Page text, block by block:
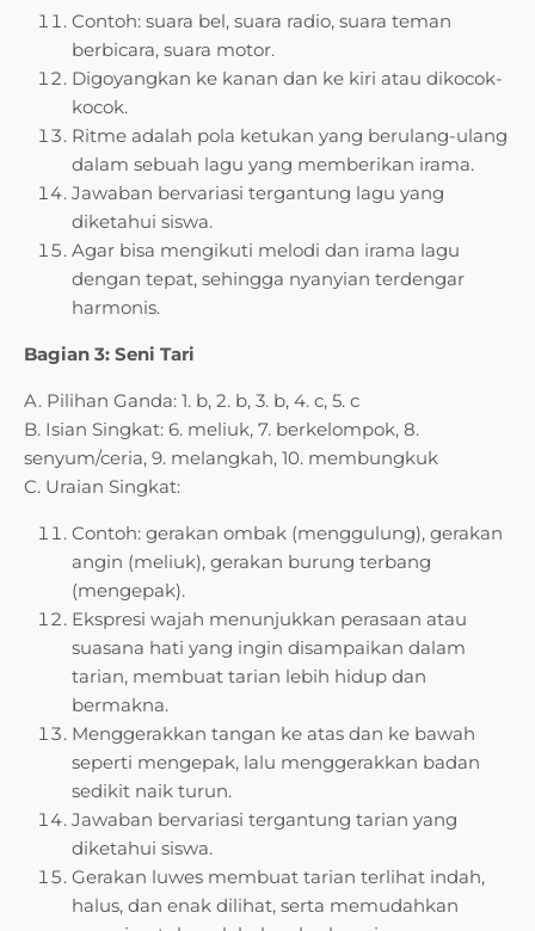
Contoh: suara bel, suara radio, suara teman
berbicara, suara motor.
Digoyangkan ke kanan dan ke kiri atau dikocok-
kocok.
Ritme adalah pola ketukan yang berulang-ulang
dalam sebuah lagu yang memberikan irama.
Jawaban bervariasi tergantung lagu yang
diketahui siswa.
Agar bisa mengikuti melodi dan irama lagu
dengan tepat, sehingga nyanyian terdengar
harmonis.
Bagian 3: Seni Tari
A. Pilihan Ganda: 1. b, 2. b, 3. b, 4. c, 5. c
B. Isian Singkat: 6. meliuk, 7. berkelompok, 8.
senyum/ceria, 9. melangkah, 10. membungkuk
C. Uraian Singkat:
Contoh: gerakan ombak (menggulung), gerakan
angin (meliuk), gerakan burung terbang
(mengepak).
Ekspresi wajah menunjukkan perasaan atau
suasana hati yang ingin disampaikan dalam
tarian, membuat tarian lebih hidup dan
bermakna.
Menggerakkan tangan ke atas dan ke bawah
seperti mengepak, lalu menggerakkan badan
sedikit naik turun.
Jawaban bervariasi tergantung tarian yang
diketahui siswa.
Gerakan luwes membuat tarian terlihat indah,
halus, dan enak dilihat, serta memudahkan